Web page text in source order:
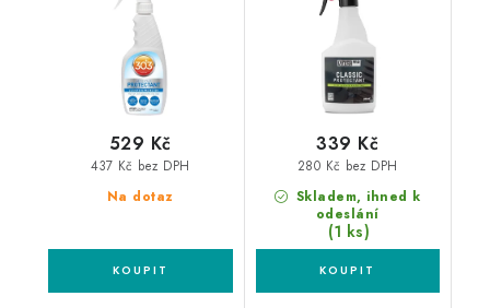
Na dotaz
437 Kč bez DPH
529 Kč
Skladem, ihned k
odeslání
(1 ks)
280 Kč bez DPH
339 Kč